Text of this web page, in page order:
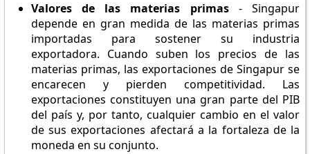
Valores de las materias primas- Singapur
depende en gran medida de las materias primas
importadas para sostener su industria
exportadora. Cuando suben los precios de las
materias primas, las exportaciones de Singapur se
encarecen y pierden competitividad. Las
exportaciones constituyen una gran parte del PIB
del país y, por tanto, cualquier cambio en el valor
de sus exportaciones afectará a la fortaleza de la
moneda en su conjunto.